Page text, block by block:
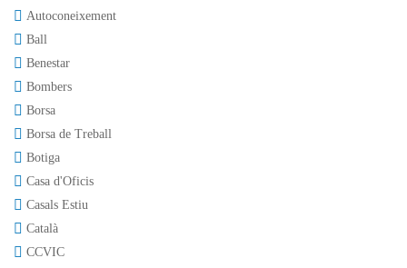
Autoconeixement
Ball
Benestar
Bombers
Borsa
Borsa de Treball
Botiga
Casa d'Oficis
Casals Estiu
Català
CCVIC